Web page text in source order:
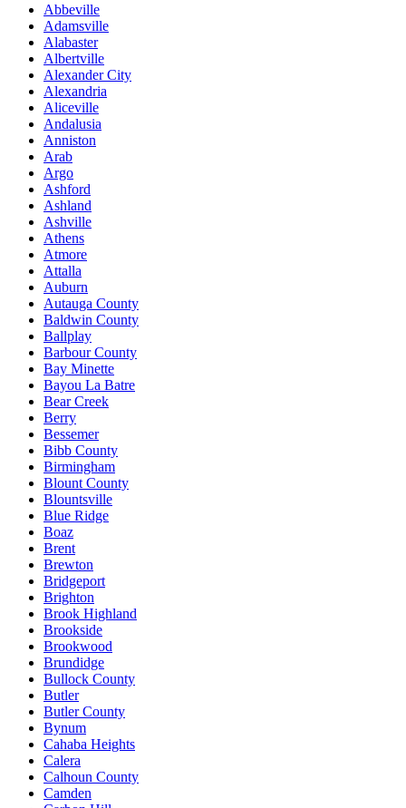
Abbeville
Adamsville
Alabaster
Albertville
Alexander City
Alexandria
Aliceville
Andalusia
Anniston
Arab
Argo
Ashford
Ashland
Ashville
Athens
Atmore
Attalla
Auburn
Autauga County
Baldwin County
Ballplay
Barbour County
Bay Minette
Bayou La Batre
Bear Creek
Berry
Bessemer
Bibb County
Birmingham
Blount County
Blountsville
Blue Ridge
Boaz
Brent
Brewton
Bridgeport
Brighton
Brook Highland
Brookside
Brookwood
Brundidge
Bullock County
Butler
Butler County
Bynum
Cahaba Heights
Calera
Calhoun County
Camden